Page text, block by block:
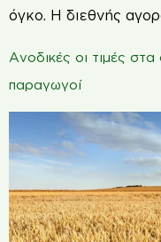
όγκο. Η διεθνής
Ανοδικές οι τιμές
παραγωγοί